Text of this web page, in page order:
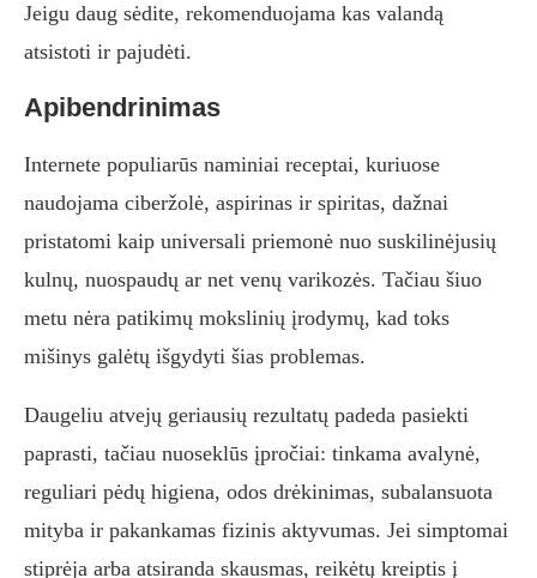
Jeigu daug sėdite, rekomenduojama kas valandą
atsistoti ir pajudėti.
Apibendrinimas
Internete populiarūs naminiai receptai, kuriuose
naudojama ciberžolė, aspirinas ir spiritas, dažnai
pristatomi kaip universali priemonė nuo suskilinėjusių
kulnų, nuospaudų ar net venų varikozės. Tačiau šiuo
metu nėra patikimų mokslinių įrodymų, kad toks
mišinys galėtų išgydyti šias problemas.
Daugeliu atvejų geriausių rezultatų padeda pasiekti
paprasti, tačiau nuoseklūs įpročiai: tinkama avalynė,
reguliari pėdų higiena, odos drėkinimas, subalansuota
mityba ir pakankamas fizinis aktyvumas. Jei simptomai
stiprėja arba atsiranda skausmas, reikėtų kreiptis į